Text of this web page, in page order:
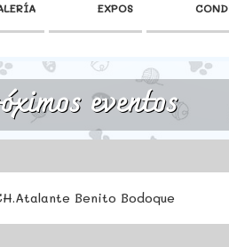
EXPOS
eventos
Benito Bodoque